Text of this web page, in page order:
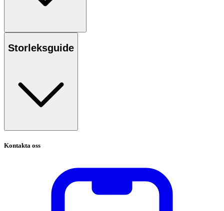
Storleksguide
Kontakta oss